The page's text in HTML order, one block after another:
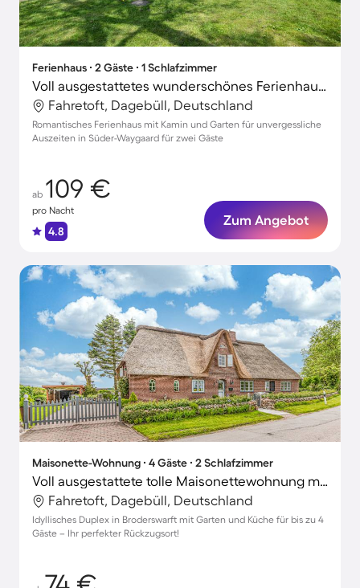
Ferienhaus ∙ 2 Gäste ∙ 1 Schlafzimmer
Voll ausgestattetes wunderschönes Ferienhaus mit Garten, schnellem Internet und Grill | Gartenblick | Ideal für Homeoffice
Fahretoft, Dagebüll, Deutschland
Romantisches Ferienhaus mit Kamin und Garten für unvergessliche
Auszeiten in Süder-Waygaard für zwei Gäste
ab 109 €
pro Nacht
4.8
Zum Angebot
Maisonette-Wohnung ∙ 4 Gäste ∙ 2 Schlafzimmer
Voll ausgestattete tolle Maisonettewohnung mit Garten und Terrasse | Naturblick
Fahretoft, Dagebüll, Deutschland
Idyllisches Duplex in Broderswarft mit Garten und Küche für bis zu 4
Gäste – Ihr perfekter Rückzugsort!